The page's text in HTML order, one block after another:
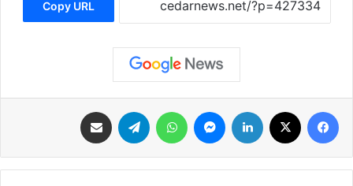
Copy URL
فيسبوك لينكدإن ماسنجر واتساب تيلقرام